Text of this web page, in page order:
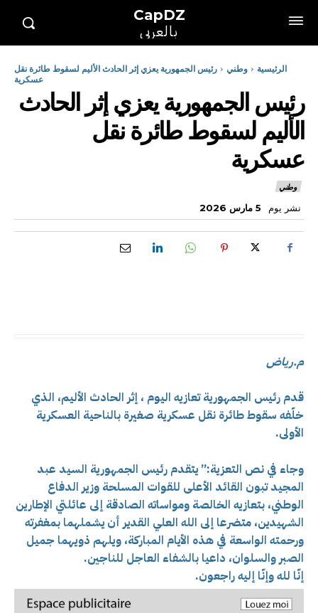
CapDZ
بالعربي
الرئيسية وطني
رئيس الجمهورية يعزي إثر الحادث الأليم لسقوط طائرة نقل
عسكرية
رئيس الجمهورية يعزي إثر الحادث
الأليم لسقوط طائرة نقل
عسكرية
وطني
نشر يوم 5 مارس 2026
م.رياض
قدم رئيس الجمهورية تعازيه اليوم ، إثر الحادث الأليم، الذي
خلّفه سقوط طائرة نقل عسكرية صغيرة بالناحية العسكرية
الأولى.
وجاء في نص التعزية:” يتقدم رئيس الجمهورية السيد عبد
المجيد تبون القائد الأعلى للقوات المسلحة وزير الدفاع
الوطني، بتعازيه الخالصة ومواساته الصادقة إلى عائلتي الإطارين
الشهيدين، متضرعا إلى الله العلي القدير أن يشملهما بمغفرته
ورحمته الواسعة في هذه الأيام المباركة، ويلهم ذويهما جميل
الصبر والسلوان، داعيا بالشفاء العاجل للناجين.
إنّا لله وإنّا إليه راجعون.